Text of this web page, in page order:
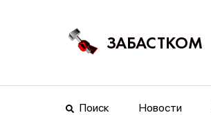
ЗАБАСТКОМ
Поиск Новости